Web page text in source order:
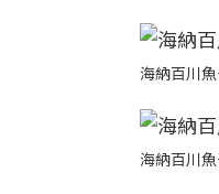
海納百川
海納百川